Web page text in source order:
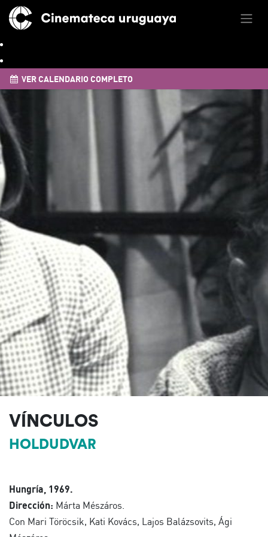
VER CALENDARIO COMPLETO
VÍNCULOS
HOLDUDVAR
Hungría, 1969.
Dirección: Márta Mészáros.
Con Mari Töröcsik, Kati Kovács, Lajos Balázsovits, Ági